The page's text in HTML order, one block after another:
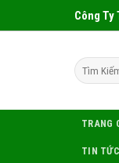
to
Công Ty
TRANG
TIN